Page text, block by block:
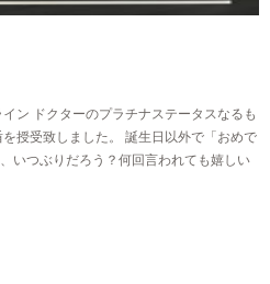
ン ドクターのプラチナステータスなるも
授受致しました。 誕生日以外で「おめで
いつぶりだろう？何回言われても嬉しい